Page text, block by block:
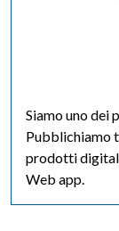
Siamo uno dei
Pubblichiamo
prodotti
Web app.